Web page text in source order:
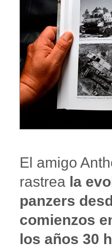
El amigo
rastrea la
panzers
comienzos
los años 30